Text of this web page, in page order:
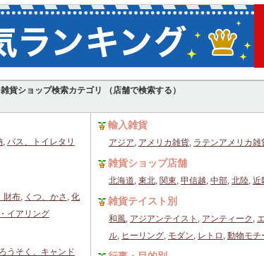
雑貨ショップ検索カテゴリ （店舗で検索する）
, バス、トイレタリ
財布, くつ、かさ , 化
イアリング
ろうそく、キャンド
輸入雑貨
アジア, アメリカ雑貨, ラテンアメリカ雑
雑貨ショップ店舗
北海道, 東北, 関東, 甲信越, 中部, 北陸, 近
雑貨テイスト別
和風, アジアンテイスト , アンティーク ,
ル, ヒーリング, モダン, レトロ , 動物モチ